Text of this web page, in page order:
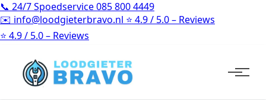
📞 24/7 Spoedservice085 800 4449
✉️ info@loodgieterbravo.nl ⭐ 4.9 / 5.0 – Reviews
⭐ 4.9 / 5.0 – Reviews